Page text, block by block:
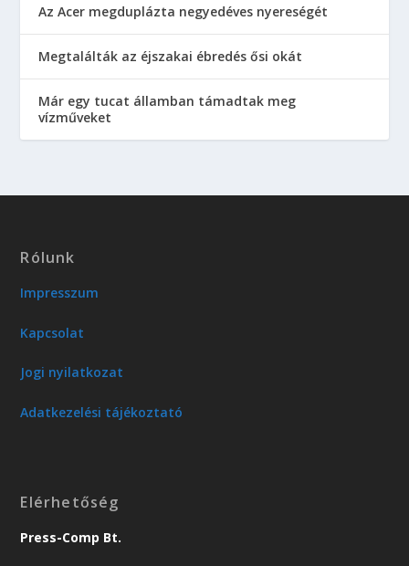
Az Acer megduplázta negyedéves nyereségét
Megtalálták az éjszakai ébredés ősi okát
Már egy tucat államban támadtak meg
vízműveket
Rólunk
Impresszum
Kapcsolat
Jogi nyilatkozat
Adatkezelési tájékoztató
Elérhetőség
Press-Comp Bt.